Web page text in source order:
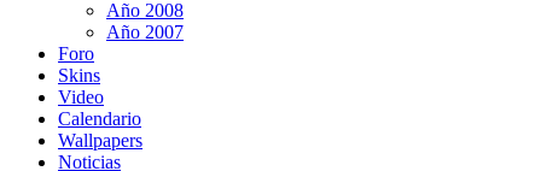
Año 2008
Año 2007
Foro
Skins
Video
Calendario
Wallpapers
Noticias